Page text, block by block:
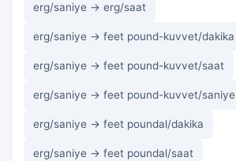
erg/saniye → erg/saat
erg/saniye → feet pound-kuvvet/dakika
erg/saniye → feet pound-kuvvet/saat
erg/saniye → feet pound-kuvvet/saniye
erg/saniye → feet poundal/dakika
erg/saniye → feet poundal/saat